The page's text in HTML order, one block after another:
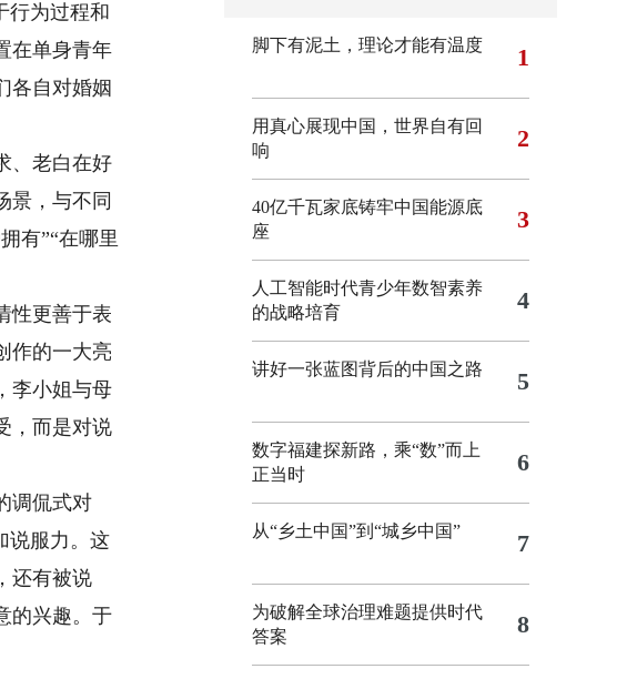
行为过程和
在单身青年
各自对婚姻
、老白在好
景，与不同
有”“在哪里
性更善于表
作的一大亮
李小姐与母
，而是对说
调侃式对
说服力。这
还有被说
的兴趣。于
脚下有泥土，理论才能有温度 1
用真心展现中国，世界自有回
响
2
40亿千瓦家底铸牢中国能源底
座
3
人工智能时代青少年数智素养
的战略培育
4
讲好一张蓝图背后的中国之路 5
数字福建探新路，乘“数”而上
正当时
6
从“乡土中国”到“城乡中国” 7
为破解全球治理难题提供时代
答案
8